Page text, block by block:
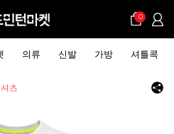
0
의류 신발 가방 셔틀콕
츠